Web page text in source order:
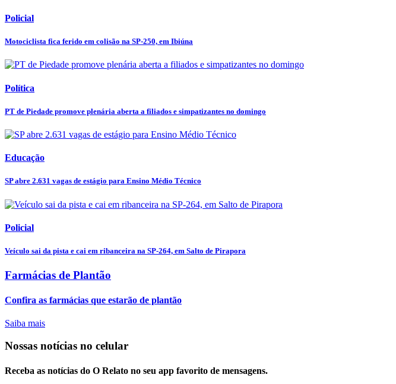
Policial
Motociclista fica ferido em colisão na SP-250, em Ibiúna
Política
PT de Piedade promove plenária aberta a filiados e simpatizantes no domingo
Educação
SP abre 2.631 vagas de estágio para Ensino Médio Técnico
Policial
Veículo sai da pista e cai em ribanceira na SP-264, em Salto de Pirapora
Farmácias de Plantão
Confira as farmácias que estarão de plantão
Saiba mais
Nossas notícias no celular
Receba as notícias do O Relato no seu app favorito de mensagens.